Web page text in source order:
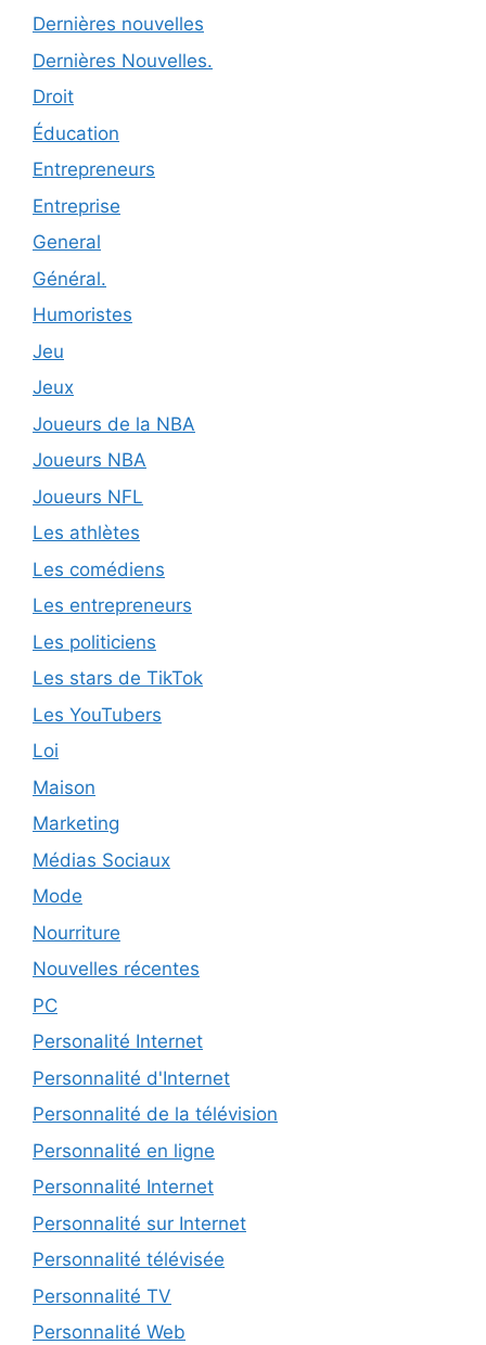
Dernières nouvelles
Dernières Nouvelles.
Droit
Éducation
Entrepreneurs
Entreprise
General
Général.
Humoristes
Jeu
Jeux
Joueurs de la NBA
Joueurs NBA
Joueurs NFL
Les athlètes
Les comédiens
Les entrepreneurs
Les politiciens
Les stars de TikTok
Les YouTubers
Loi
Maison
Marketing
Médias Sociaux
Mode
Nourriture
Nouvelles récentes
PC
Personalité Internet
Personnalité d'Internet
Personnalité de la télévision
Personnalité en ligne
Personnalité Internet
Personnalité sur Internet
Personnalité télévisée
Personnalité TV
Personnalité Web